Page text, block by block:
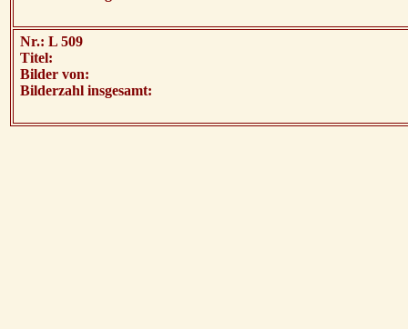
Nr.: L 509
Titel:
Bilder von:
Bilderzahl insgesamt: